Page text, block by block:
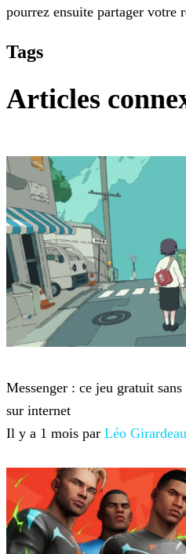
pourrez ensuite partager votre
Tags
Articles
Messenger : ce jeu gratuit
sur internet
Il y a 1 mois par Léo Girardeau